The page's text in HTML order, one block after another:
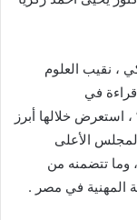
، نقيب العلوم
في
، استعرض خلالها أبرز
الأعلى
وما تتضمنه من
المهنية في مصر .